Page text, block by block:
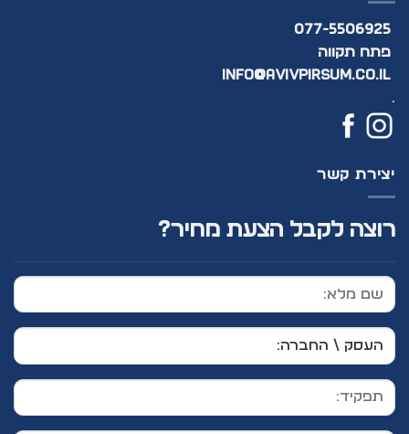
077-5506925
פתח תקווה
info@avivpirsum.co.il
.
יצירת קשר
רוצה לקבל הצעת מחיר?